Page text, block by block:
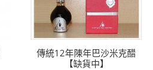
傳統12年陳年巴沙米克醋
【缺貨中】